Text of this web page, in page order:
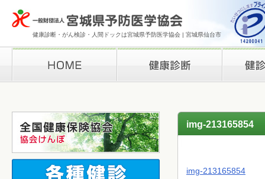
健康診断・がん検診・人間ドックは宮城県予防医学協会 | 宮城県仙台市
img-213165854
img-213165854